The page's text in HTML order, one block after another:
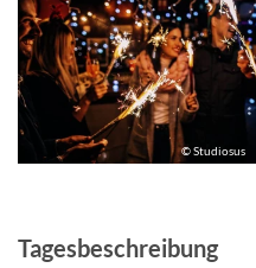
© Studiosus
Tagesbeschreibung